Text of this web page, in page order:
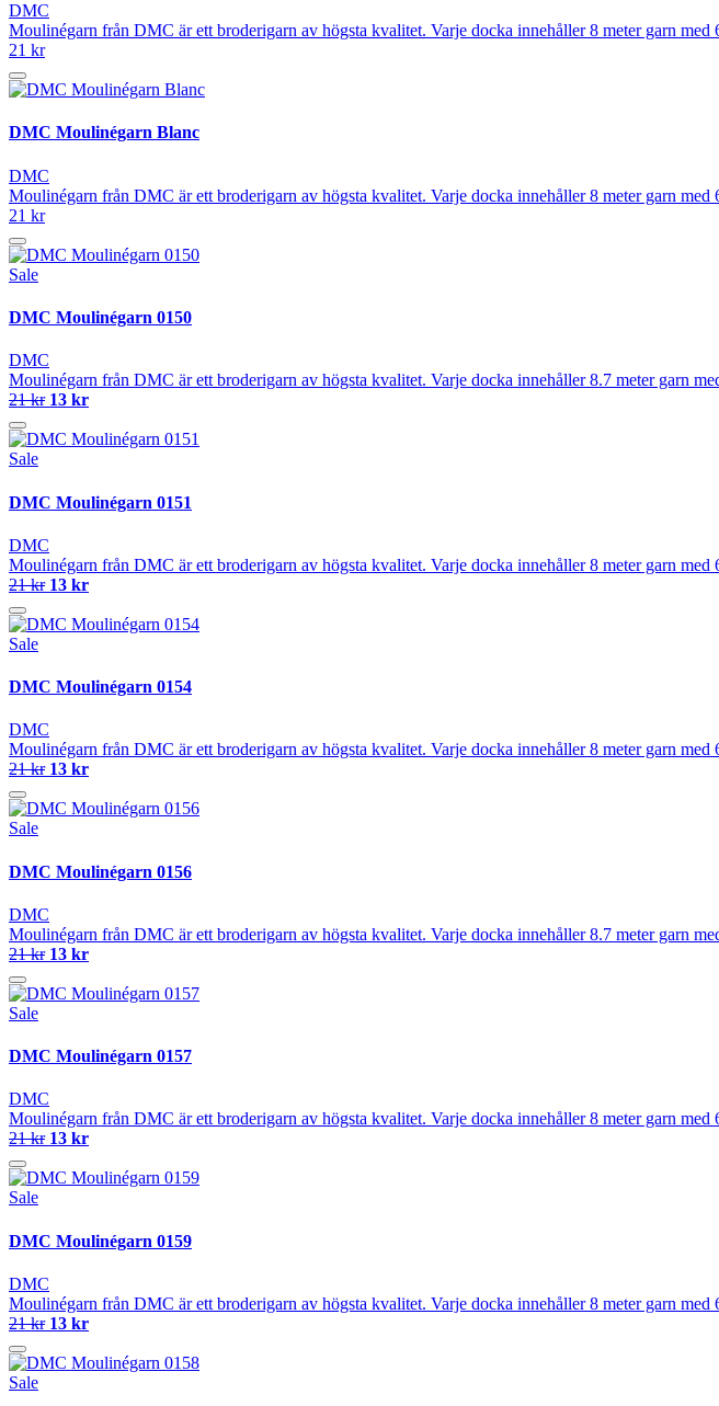
DMC
Moulinégarn från DMC är ett broderigarn av högsta kvalitet. Varje docka innehåller 8 meter garn
21 kr
DMC Moulinégarn Blanc
DMC
Moulinégarn från DMC är ett broderigarn av högsta kvalitet. Varje docka innehåller 8 meter garn
21 kr
Sale
DMC Moulinégarn 0150
DMC
Moulinégarn från DMC är ett broderigarn av högsta kvalitet. Varje docka innehåller 8.7 meter garn
21 kr 13 kr
Sale
DMC Moulinégarn 0151
DMC
Moulinégarn från DMC är ett broderigarn av högsta kvalitet. Varje docka innehåller 8 meter garn
21 kr 13 kr
Sale
DMC Moulinégarn 0154
DMC
Moulinégarn från DMC är ett broderigarn av högsta kvalitet. Varje docka innehåller 8 meter garn
21 kr 13 kr
Sale
DMC Moulinégarn 0156
DMC
Moulinégarn från DMC är ett broderigarn av högsta kvalitet. Varje docka innehåller 8.7 meter garn
21 kr 13 kr
Sale
DMC Moulinégarn 0157
DMC
Moulinégarn från DMC är ett broderigarn av högsta kvalitet. Varje docka innehåller 8 meter garn
21 kr 13 kr
Sale
DMC Moulinégarn 0159
DMC
Moulinégarn från DMC är ett broderigarn av högsta kvalitet. Varje docka innehåller 8 meter garn
21 kr 13 kr
Sale